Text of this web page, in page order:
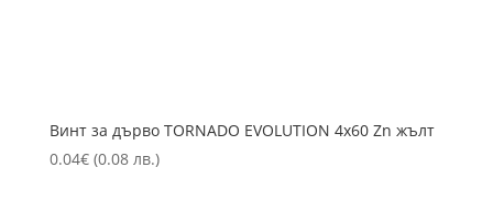
Винт за дърво TORNADO EVOLUTION 4х60 Zn жълт
0.04€ (0.08 лв.)